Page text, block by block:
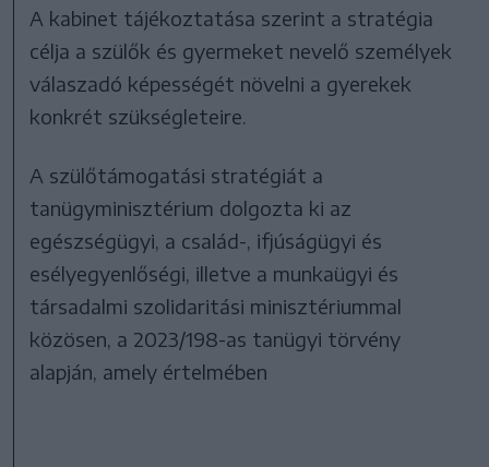
A kabinet tájékoztatása szerint a stratégia
célja a szülők és gyermeket nevelő személyek
válaszadó képességét növelni a gyerekek
konkrét szükségleteire.
A szülőtámogatási stratégiát a
tanügyminisztérium dolgozta ki az
egészségügyi, a család-, ifjúságügyi és
esélyegyenlőségi, illetve a munkaügyi és
társadalmi szolidaritási minisztériummal
közösen, a 2023/198-as tanügyi törvény
alapján, amely értelmében